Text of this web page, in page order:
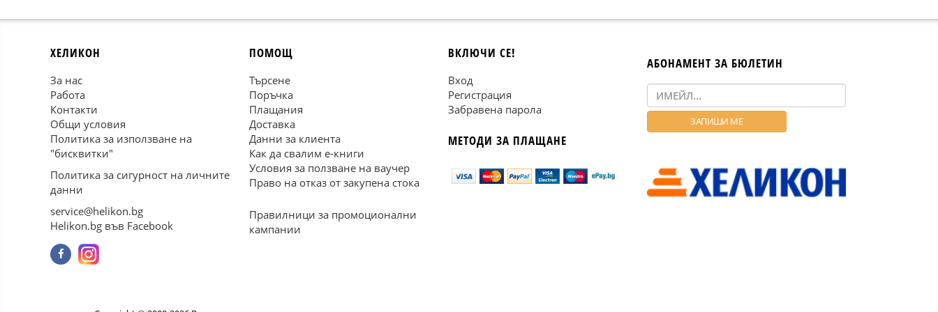
ХЕЛИКОН
За нас
Работа
Контакти
Общи условия
Политика за използване на
"бисквитки"
Политика за сигурност на личните
данни
service@helikon.bg
Helikon.bg във Facebook
ПОМОЩ
Търсене
Поръчка
Плащания
Доставка
Данни за клиента
Как да свалим е-книги
Условия за ползване на ваучер
Право на отказ от закупена стока
Правилници за промоционални
кампании
ВКЛЮЧИ СЕ!
Вход
Регистрация
Забравена парола
МЕТОДИ ЗА ПЛАЩАНЕ
АБОНАМЕНТ ЗА БЮЛЕТИН